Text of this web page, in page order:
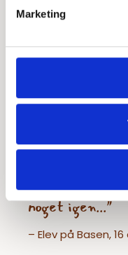
Marketing
På Basen
har fået lyst
noget igen..."
– Elev på Basen, 16